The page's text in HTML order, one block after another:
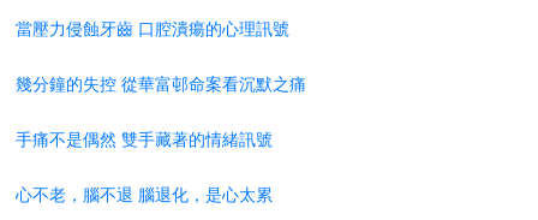
當壓力侵蝕牙齒 口腔潰瘍的心理訊號
幾分鐘的失控 從華富邨命案看沉默之痛
手痛不是偶然 雙手藏著的情緒訊號
心不老，腦不退 腦退化，是心太累